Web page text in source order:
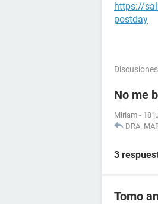
https://
postday
No me
Miriam - 18
DRA.
3
Tomo